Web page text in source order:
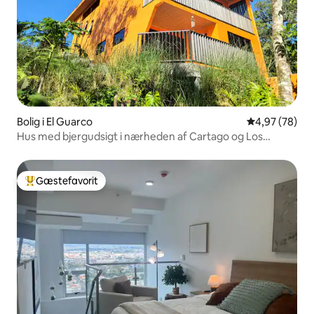
Bolig i El Guarco 4,97 ud af 5 i
4,97 (78)
Hus med bjergudsigt i nærheden af Cartago og Los
Bedste gæstefavorit
Gæstefavorit